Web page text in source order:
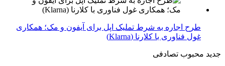
طرح اجاره به شرط تملیک اپل برای آیفون و مک؛ همکاری
غول فناوری با کلارنا (Klarna)
جدید محبوب تصادفی